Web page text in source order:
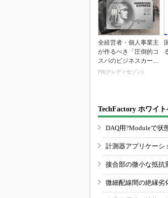
全経営者・個人事業主
が作るべき「圧倒的コ
スパのビジネスカー
ド」
PR(クレディセゾン)
TechFactory ホワイ
DAQ用?Moduleで状
計測器アプリケーシ
接合部の微小な抵
微細配線間の絶縁